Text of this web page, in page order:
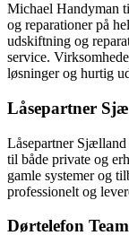
Michael Handyman
og reparationer på
udskiftning og
service.
løsninger og hurtig
Låsepartner
Låsepartner
til både private og
gamle systemer og
professionelt og
Dørtelefon